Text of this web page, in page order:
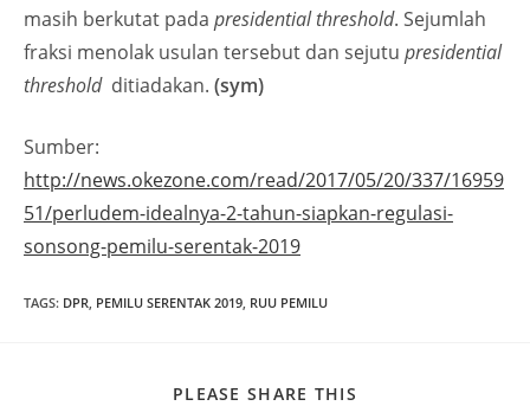
masih berkutat pada presidential threshold. Sejumlah
fraksi menolak usulan tersebut dan sejutu presidential
threshold ditiadakan. (sym)
Sumber:
http://news.okezone.com/read/2017/05/20/337/16959
51/perludem-idealnya-2-tahun-siapkan-regulasi-
sonsong-pemilu-serentak-2019
TAGS: DPR, PEMILU SERENTAK 2019, RUU PEMILU
PLEASE SHARE THIS